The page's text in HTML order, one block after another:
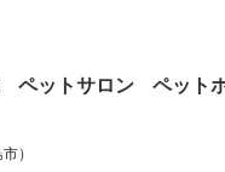
ペットサロン ペット
）